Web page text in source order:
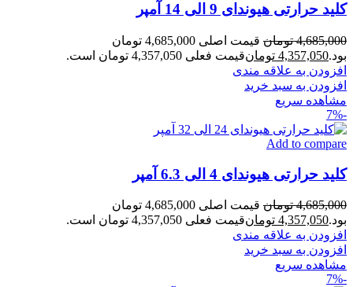
کلید حرارتی هیوندای 9 الی 14 آمپر
4,685,000 تومان
قیمت اصلی 4,685,000 تومان
بود.4,357,050 تومانقیمت فعلی 4,357,050 تومان است.
افزودن به علاقه مندی
افزودن به سبد خرید
مشاهده سریع
-7%
Add to compare
کلید حرارتی هیوندای 4 الی 6.3 آمپر
4,685,000 تومان
قیمت اصلی 4,685,000 تومان
بود.4,357,050 تومانقیمت فعلی 4,357,050 تومان است.
افزودن به علاقه مندی
افزودن به سبد خرید
مشاهده سریع
-7%